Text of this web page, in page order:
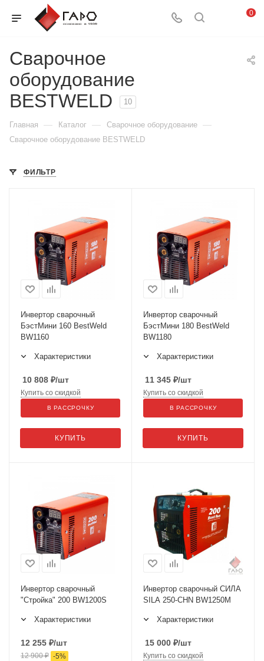
0
Сварочное
оборудование
BESTWELD
10
Главная — Каталог — Сварочное оборудование —
Сварочное оборудование BESTWELD
ФИЛЬТР
Инвертор сварочный
БэстМини 160 BestWeld
BW1160
Характеристики
10 808 ₽/шт
КУПИТЬ
Купить со скидкой
В РАССРОЧКУ
Инвертор сварочный
БэстМини 180 BestWeld
BW1180
Характеристики
11 345 ₽/шт
КУПИТЬ
Купить со скидкой
В РАССРОЧКУ
Инвертор сварочный
"Стройка" 200 BW1200S
Характеристики
12 255 ₽/шт
12 900₽ -5%
Инвертор сварочный СИЛА
SILA 250-CHN BW1250M
Характеристики
15 000 ₽/шт
Купить со скидкой